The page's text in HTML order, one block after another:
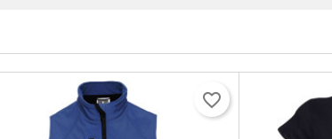
favorite_border